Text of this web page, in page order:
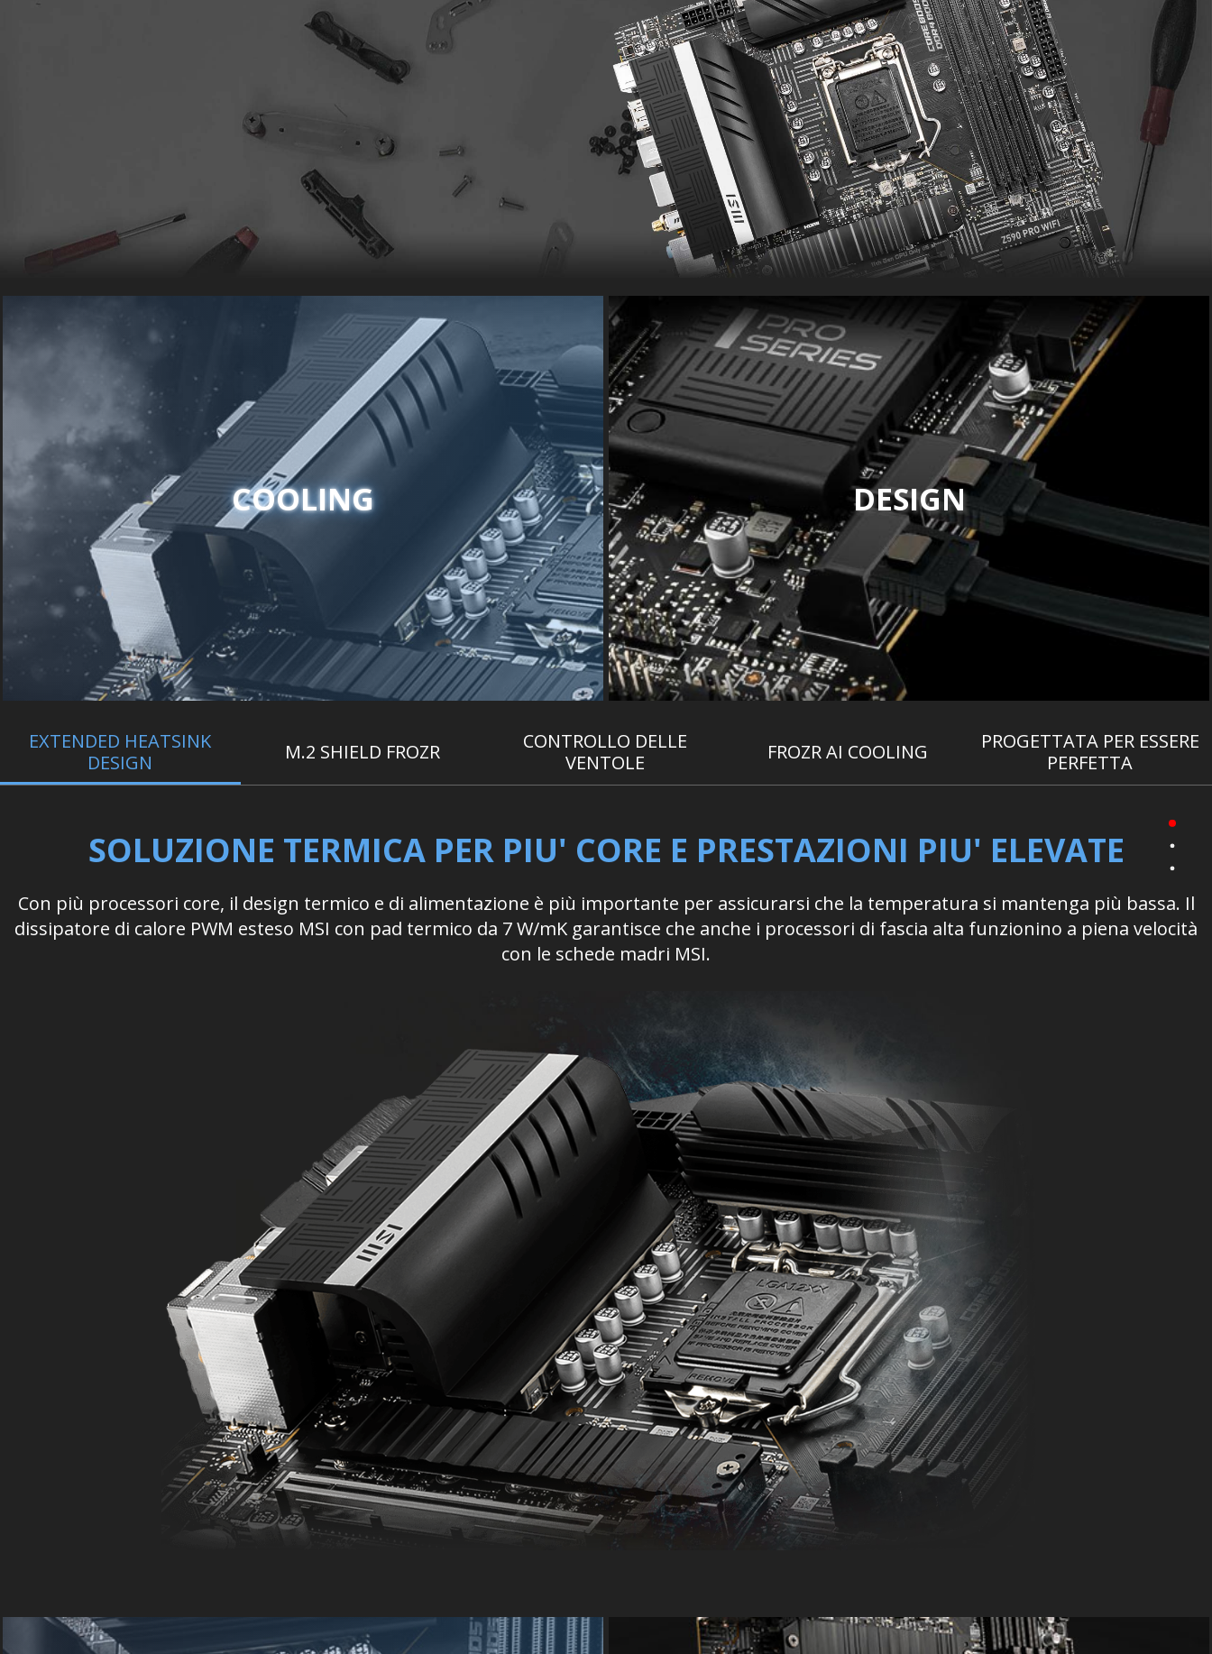
COOLING DESIGN
EXTENDED HEATSINK
DESIGN
M.2 SHIELD FROZR
CONTROLLO DELLE
VENTOLE
FROZR AI COOLING
PROGETTATA PER ESSERE
PERFETTA
SOLUZIONE TERMICA PER PIU' CORE E PRESTAZIONI PIU' ELEVATE
Con più processori core, il design termico e di alimentazione è più importante per assicurarsi che la temperatura si mantenga più bassa. Il
dissipatore di calore PWM esteso MSI con pad termico da 7 W/mK garantisce che anche i processori di fascia alta funzionino a piena velocità
con le schede madri MSI.